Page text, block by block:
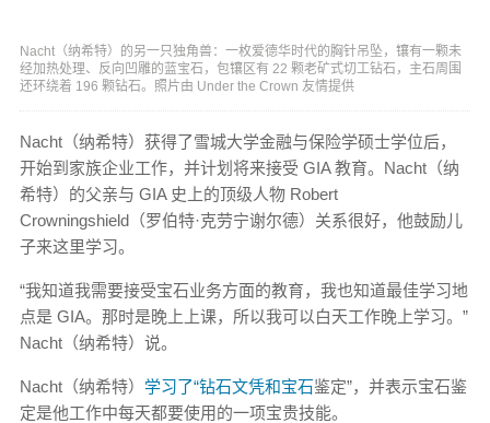
Nacht（纳希特）的另一只独角兽：一枚爱德华时代的胸针吊坠，镶有一颗未
经加热处理、反向凹雕的蓝宝石，包镶区有 22 颗老矿式切工钻石，主石周围
还环绕着 196 颗钻石。照片由 Under the Crown 友情提供
Nacht（纳希特）获得了雪城大学金融与保险学硕士学位后，
开始到家族企业工作，并计划将来接受 GIA 教育。Nacht（纳
希特）的父亲与 GIA 史上的顶级人物 Robert
Crowningshield（罗伯特·克劳宁谢尔德）关系很好，他鼓励儿
子来这里学习。
“我知道我需要接受宝石业务方面的教育，我也知道最佳学习地
点是 GIA。那时是晚上上课，所以我可以白天工作晚上学习。”
Nacht（纳希特）说。
Nacht（纳希特） 学习了“钻石文凭和宝石鉴定”，并表示宝石鉴
定是他工作中每天都要使用的一项宝贵技能。